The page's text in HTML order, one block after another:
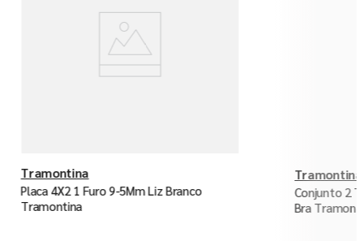
Tramontina
Placa 4X2 1 Furo 9-5Mm Liz Branco
Tramontina
Tramontina
Conjunto 2
Bra